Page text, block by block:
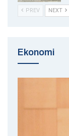
PREV NEXT
Ekonomi